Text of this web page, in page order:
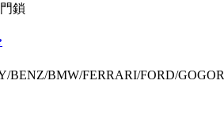
鎖
BENZ/BMW/FERRARI/FORD/